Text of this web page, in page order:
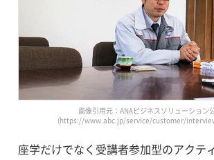
画像引用元：ANAビジネスソリューション
(https://www.abc.jp/service/customer/
座学だけでなく受講者参加型のアクテ